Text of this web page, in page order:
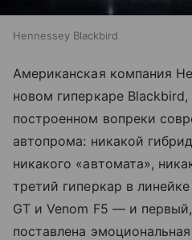
Hennessey Blackbird
Американская компания
новом гиперкаре
построенном вопреки
автопрома: никакой
никакого «автомата»,
третий гиперкар в
GT и Venom F5 — и первый,
поставлена